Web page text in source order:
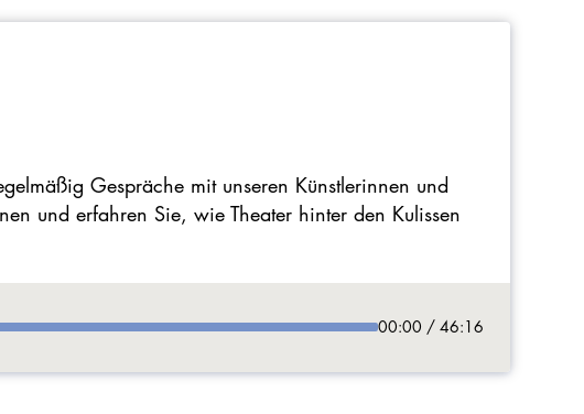
Gespräche mit unseren Künstlerinnen und
und erfahren Sie, wie Theater hinter den Kulissen
00:00 / 46:16